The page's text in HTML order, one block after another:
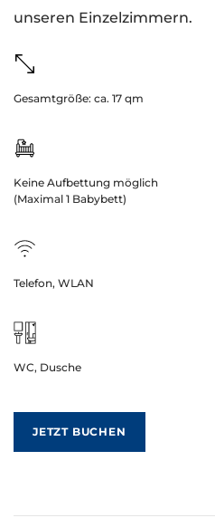
unseren Einzelzimmern.
Gesamtgröße: ca. 17 qm
Keine Aufbettung möglich
(Maximal 1 Babybett)
Telefon, WLAN
WC, Dusche
JETZT BUCHEN